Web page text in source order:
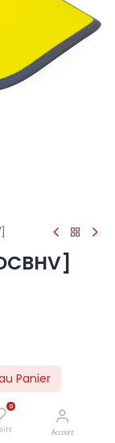
Panier
0
Account